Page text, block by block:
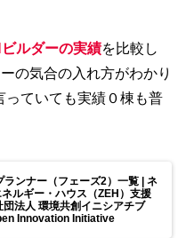
ルダーの実績を比較し
の気合の入れ方がわかり
っていても実績０棟も普
ランナー（フェーズ2）一覧 | ネ
ルギー・ハウス（ZEH）支援
団法人 環境共創イニシアチブ
Innovation Initiative